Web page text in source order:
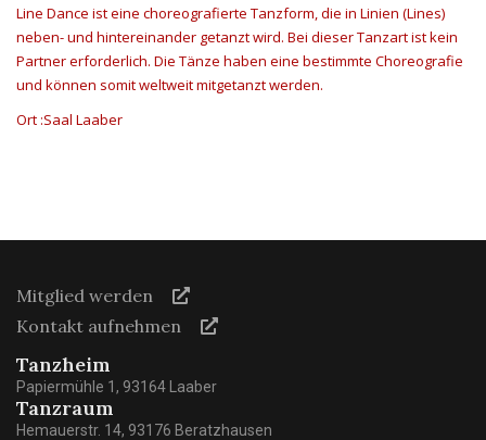
Line Dance ist eine choreografierte Tanzform, die in Linien (Lines)
neben- und hintereinander getanzt wird. Bei dieser Tanzart ist kein
Partner erforderlich. Die Tänze haben eine bestimmte Choreografie
und können somit weltweit mitgetanzt werden.
Ort :Saal Laaber
Mitglied werden
Kontakt aufnehmen
Tanzheim
Papiermühle 1, 93164 Laaber
Tanzraum
Hemauerstr. 14, 93176 Beratzhausen